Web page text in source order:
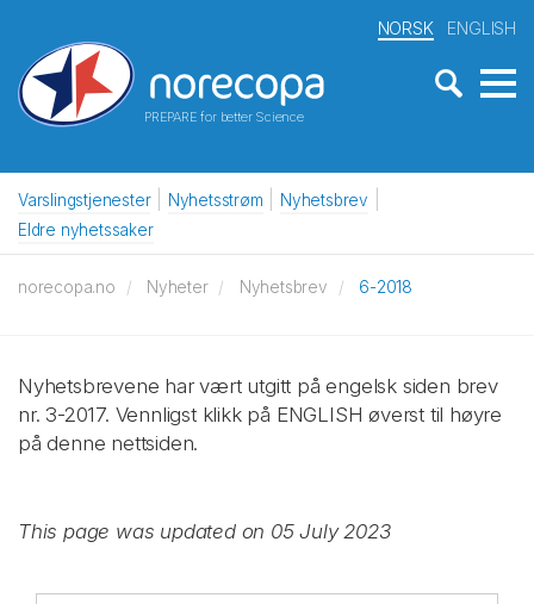
PREPARE for better Science
NORSK ENGLISH
Varslingstjenester Nyhetsstrøm
Nyhetsbrev
Eldre nyhetssaker
norecopa.no Nyheter Nyhetsbrev 6-2018
Nyhetsbrevene har vært utgitt på engelsk siden brev
nr. 3-2017. Vennligst klikk på ENGLISH øverst til høyre
på denne nettsiden.
This page was updated on 05 July 2023